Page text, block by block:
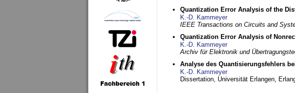
Quantization Error Analysis of the
K.-D. Kammeyer
IEEE Transactions on Circuits and
Quantization Error Analysis of
K.-D. Kammeyer
Archiv für Elektronik und
Analyse des Quantisierungsfehlers
K.-D. Kammeyer
Dissertation, Universität Erlangen,